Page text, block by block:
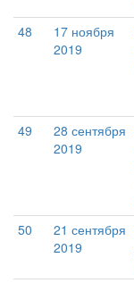
48
17 ноября
2019
49
28 сентября
2019
50
21 сентября
2019